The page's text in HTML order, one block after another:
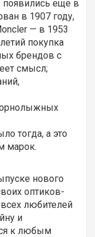
появились еще в
в 1907 году,
— в 1953
покупка
брендов с
смысл;
тогда, а это
марок.
нового
оптиков-
любителей
и
к любым